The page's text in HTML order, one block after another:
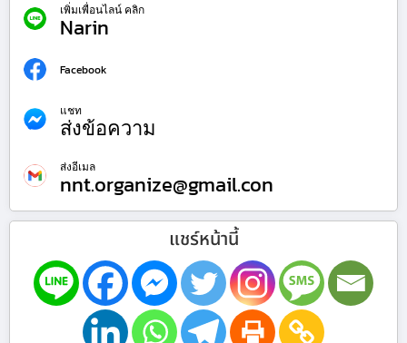
เพิ่มเพื่อนไลน์ คลิก
Narin
Facebook
แชท
ส่งข้อความ
ส่งอีเมล
nnt.organize@gmail.con
แชร์หน้านี้